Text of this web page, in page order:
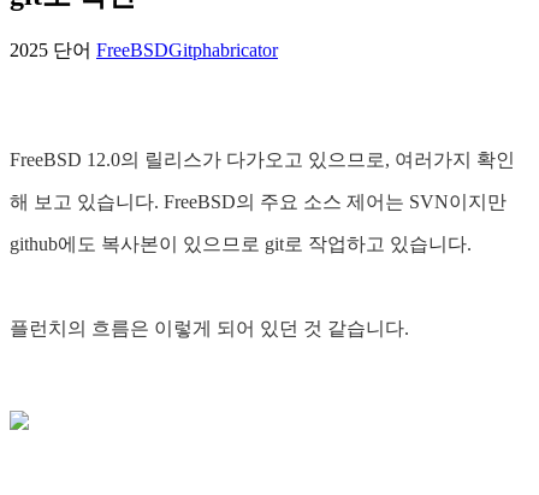
2025 단어 FreeBSDGitphabricator
FreeBSD 12.0의 릴리스가 다가오고 있으므로, 여러가지 확인
해 보고 있습니다. FreeBSD의 주요 소스 제어는 SVN이지만
github에도 복사본이 있으므로 git로 작업하고 있습니다.
플런치의 흐름은 이렇게 되어 있던 것 같습니다.